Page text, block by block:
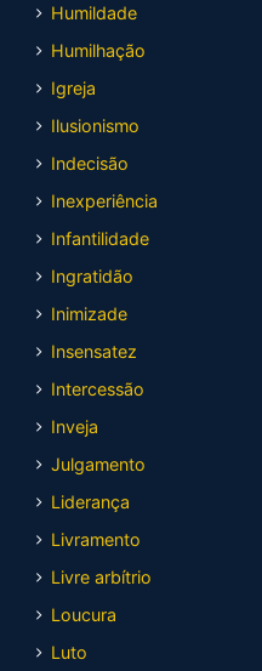
Humildade
Humilhação
Igreja
Ilusionismo
Indecisão
Inexperiência
Infantilidade
Ingratidão
Inimizade
Insensatez
Intercessão
Inveja
Julgamento
Liderança
Livramento
Livre arbítrio
Loucura
Luto